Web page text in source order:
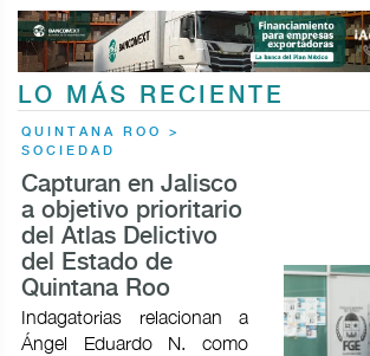
LO MÁS RECIENTE
QUINTANA ROO >
SOCIEDAD
Capturan en Jalisco
a objetivo prioritario
del Atlas Delictivo
del Estado de
Quintana Roo
Indagatorias relacionan a
Ángel Eduardo N. como